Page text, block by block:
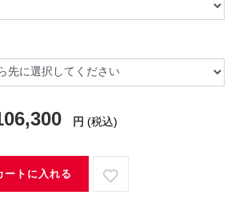
円 (税込)
ートに入れる